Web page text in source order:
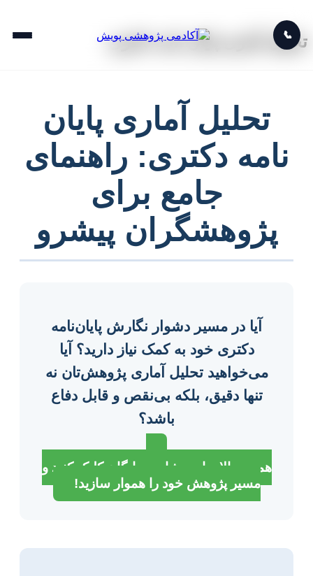
📞
تحلیل آماری پایان نامه دکتری
تحلیل آماری پایان
نامه دکتری: راهنمای
جامع برای
پژوهشگران پیشرو
آیا در مسیر دشوار نگارش پایان‌نامه
دکتری خود به کمک نیاز دارید؟ آیا
می‌خواهید تحلیل آماری پژوهش‌تان نه
تنها دقیق، بلکه بی‌نقص و قابل دفاع
باشد؟
همین حالا برای مشاوره رایگان کلیک کنید و
مسیر پژوهش خود را هموار سازید!